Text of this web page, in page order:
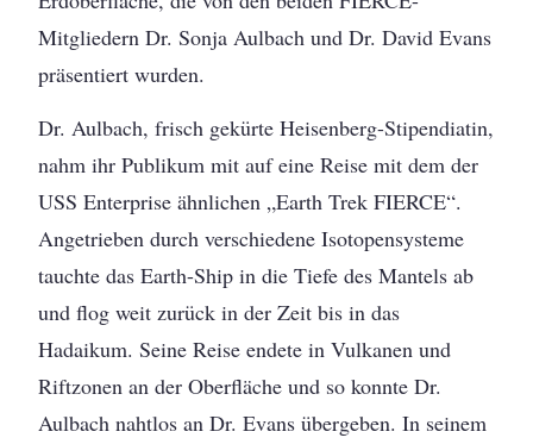
Mitgliedern Dr. Sonja Aulbach und Dr. David Evans
präsentiert wurden.
Dr. Aulbach, frisch gekürte Heisenberg-Stipendiatin,
nahm ihr Publikum mit auf eine Reise mit dem der
USS Enterprise ähnlichen „Earth Trek FIERCE“.
Angetrieben durch verschiedene Isotopensysteme
tauchte das Earth-Ship in die Tiefe des Mantels ab
und flog weit zurück in der Zeit bis in das
Hadaikum. Seine Reise endete in Vulkanen und
Riftzonen an der Oberfläche und so konnte Dr.
Aulbach nahtlos an Dr. Evans übergeben. In seinem